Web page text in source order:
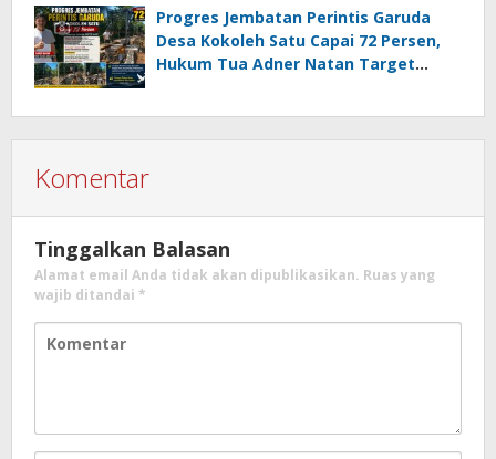
Minahasa Selatan
Progres Jembatan Perintis Garuda
Desa Kokoleh Satu Capai 72 Persen,
Hukum Tua Adner Natan Target
Komentar
Tinggalkan Balasan
Alamat email Anda tidak akan dipublikasikan. Ruas yang
wajib ditandai *